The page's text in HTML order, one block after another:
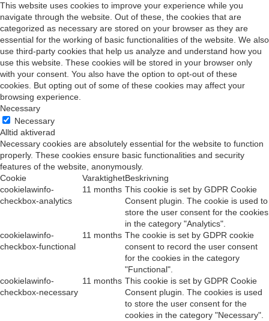
This website uses cookies to improve your experience while you
navigate through the website. Out of these, the cookies that are
categorized as necessary are stored on your browser as they are
essential for the working of basic functionalities of the website. We also
use third-party cookies that help us analyze and understand how you
use this website. These cookies will be stored in your browser only
with your consent. You also have the option to opt-out of these
cookies. But opting out of some of these cookies may affect your
browsing experience.
Necessary
Necessary
Alltid aktiverad
Necessary cookies are absolutely essential for the website to function
properly. These cookies ensure basic functionalities and security
features of the website, anonymously.
Cookie
VaraktighetBeskrivning
cookielawinfo-
checkbox-analytics
11 months This cookie is set by GDPR Cookie
Consent plugin. The cookie is used to
store the user consent for the cookies
in the category "Analytics".
cookielawinfo-
checkbox-functional
11 months The cookie is set by GDPR cookie
consent to record the user consent
for the cookies in the category
"Functional".
cookielawinfo-
checkbox-necessary
11 months This cookie is set by GDPR Cookie
Consent plugin. The cookies is used
to store the user consent for the
cookies in the category "Necessary".